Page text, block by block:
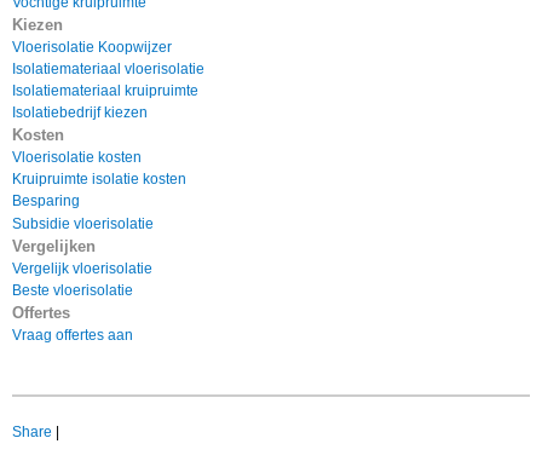
Kiezen
Vloerisolatie Koopwijzer
Isolatiemateriaal vloerisolatie
Isolatiemateriaal kruipruimte
Isolatiebedrijf kiezen
Kosten
Vloerisolatie kosten
Kruipruimte isolatie kosten
Besparing
Subsidie vloerisolatie
Vergelijken
Vergelijk vloerisolatie
Beste vloerisolatie
Offertes
Vraag offertes aan
Share